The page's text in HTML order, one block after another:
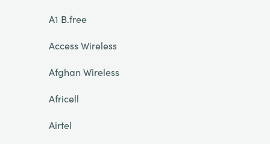
A1 B.free
Access Wireless
Afghan Wireless
Africell
Airtel